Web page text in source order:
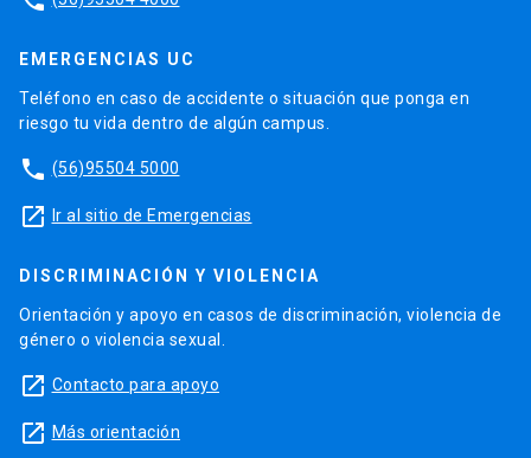
EMERGENCIAS UC
Teléfono en caso de accidente o situación que ponga en
riesgo tu vida dentro de algún campus.
phone (56)95504 5000
launch Ir al sitio de Emergencias
DISCRIMINACIÓN Y VIOLENCIA
Orientación y apoyo en casos de discriminación, violencia de
género o violencia sexual.
launch Contacto para apoyo
launch Más orientación